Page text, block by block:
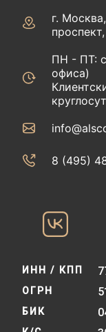
г.
ПН - ПТ: с
офиса)
8 (495)
ИНН / КПП
ОГРН
БИК